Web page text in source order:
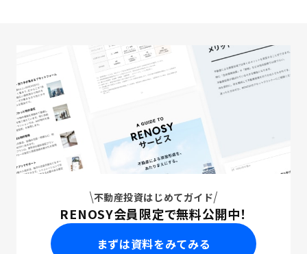
不動産投資はじめてガイド
RENOSY会員限定で無料公開中！
まずは資料をみてみる